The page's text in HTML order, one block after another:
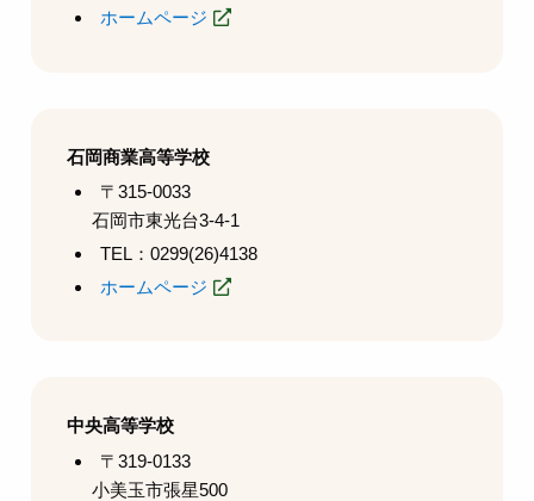
ホームページ
石岡商業高等学校
〒315-0033
石岡市東光台3-4-1
TEL：0299(26)4138
ホームページ
中央高等学校
〒319-0133
小美玉市張星500